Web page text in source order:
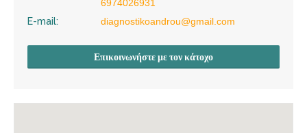
6974026931
E-mail:
diagnostikoandrou@gmail.com
Επικοινωνήστε με τον κάτοχο